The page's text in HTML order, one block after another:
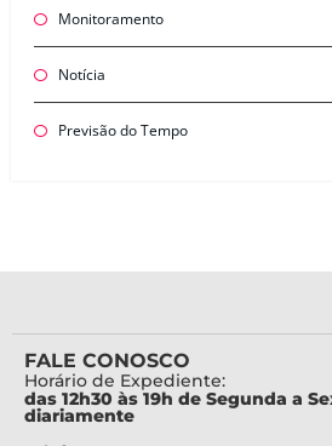
Monitoramento
Notícia
Previsão do Tempo
FALE CONOSCO
Horário de Expediente:
das 12h30 às 19h de Segunda a
diariamente